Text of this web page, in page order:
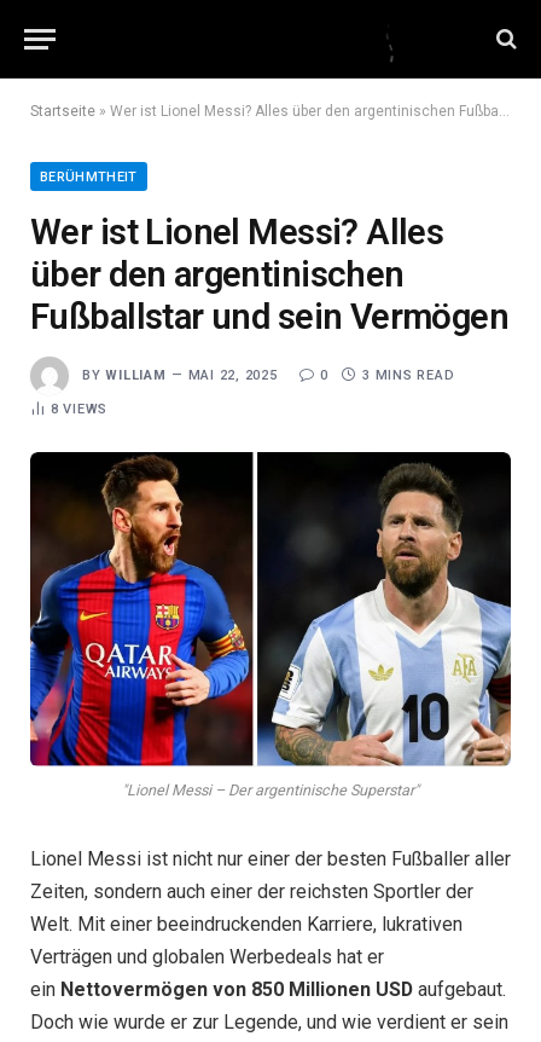
Startseite » Wer ist Lionel Messi? Alles über den argentinischen Fußballstar und sein Vermögen
BERÜHMTHEIT
Wer ist Lionel Messi? Alles
über den argentinischen
Fußballstar und sein Vermögen
BY WILLIAM MAI 22, 2025 0 3 MINS READ
8VIEWS
"Lionel Messi – Der argentinische Superstar"
Lionel Messi ist nicht nur einer der besten Fußballer aller
Zeiten, sondern auch einer der reichsten Sportler der
Welt. Mit einer beeindruckenden Karriere, lukrativen
Verträgen und globalen Werbedeals hat er
ein Nettovermögen von 850 Millionen USD aufgebaut.
Doch wie wurde er zur Legende, und wie verdient er sein